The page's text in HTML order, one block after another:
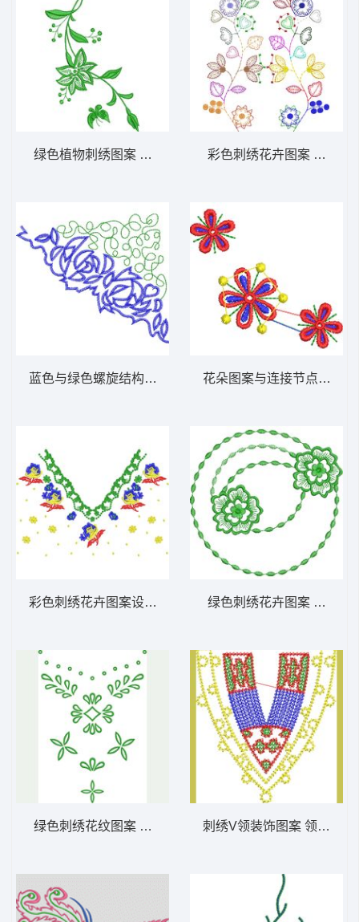
绿色植物刺绣图案 秀气的花卉图案图案
蓝色与绿色螺旋结构图示 抽象休闲裤图案图
彩色刺绣花卉图案设计 衣领图案_衣服领子刺
绿色刺绣花纹图案 抽象休闲裤图案图案
彩色刺绣花卉图案 抽象对
花朵图案与连接节点示意
绿色刺绣花卉图案 抽象圆
刺绣V领装饰图案 领形版带